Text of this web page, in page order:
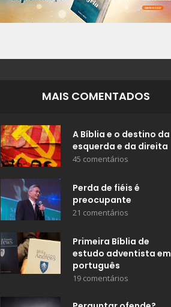
MAIS COMENTADOS
A Bíblia e o destino da
esquerda e da direita
45 comentários
Perda de fiéis é
preocupante
21 comentários
Primeira Bíblia de
estudo adventista em
português
19 comentários